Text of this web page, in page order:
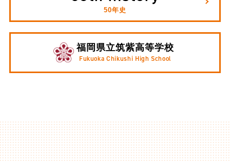
50年史
福岡県立筑紫高等学校
Fukuoka Chikushi High School